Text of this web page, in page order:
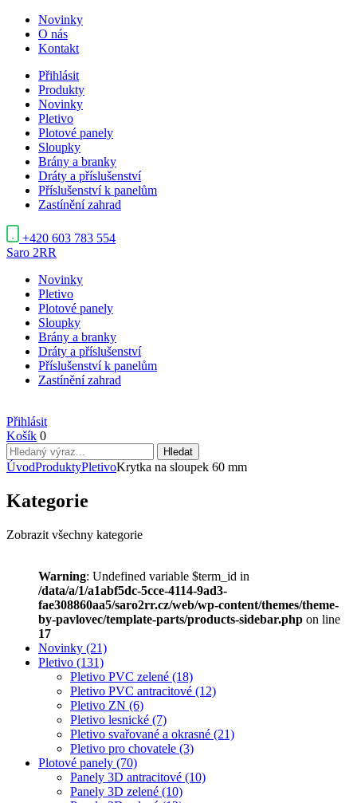
Novinky
O nás
Kontakt
Přihlásit
Produkty
Novinky
Pletivo
Plotové panely
Sloupky
Brány a branky
Dráty a příslušenství
Příslušenství k panelům
Zastínění zahrad
+420 603 783 554
Saro 2RR
Novinky
Pletivo
Plotové panely
Sloupky
Brány a branky
Dráty a příslušenství
Příslušenství k panelům
Zastínění zahrad
Přihlásit
Košík 0
ÚvodProduktyPletivoKrytka na sloupek 60 mm
Kategorie
Zobrazit všechny kategorie
Warning: Undefined variable $term_id in
/data/a/1/a1abf5dc-5cce-4114-9ad3-
fae308860aa5/saro2rr.cz/web/wp-content/themes/theme-
by-pavlovec/template-parts/products-sidebar.php on line
17
Novinky (21)
Pletivo (131)
Pletivo PVC zelené (18)
Pletivo PVC antracitové (12)
Pletivo ZN (6)
Pletivo lesnické (7)
Pletivo svařované a okrasné (21)
Pletivo pro chovatele (3)
Plotové panely (70)
Panely 3D antracitové (10)
Panely 3D zelené (10)